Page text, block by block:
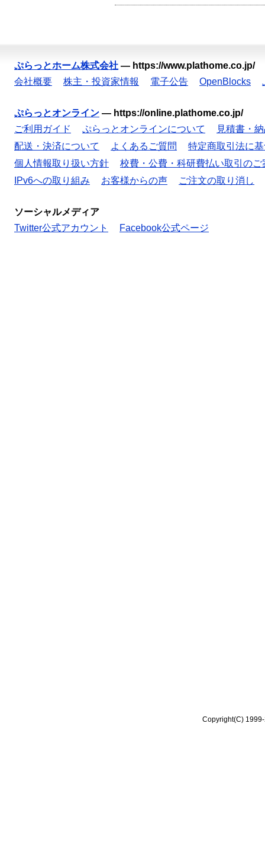
ぷらっとホーム株式会社 — https://www.plathome.co.jp/
会社概要
株主・投資家情報 電子公告 OpenBlocks
ぷらっとオンライン — https://online.plathome.co.jp/
ご利用ガイド
ぷらっとオンラインについて
見積書・
配送・決済について
よくあるご質問
特定商取引法に
個人情報取り扱い方針
校費・公費・科研費払い取引のご
IPv6への取り組み
お客様からの声 ご注文の取り消し
ソーシャルメディア
Twitter公式アカウント
Facebook公式ページ
Copyright(C)